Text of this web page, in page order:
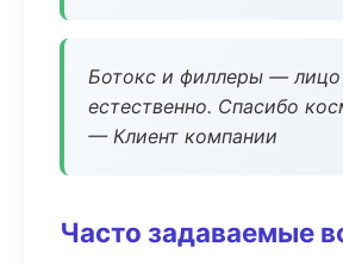
Ботокс и филлеры — лицо
естественно. Спасибо
— Клиент компании
Часто задаваемые